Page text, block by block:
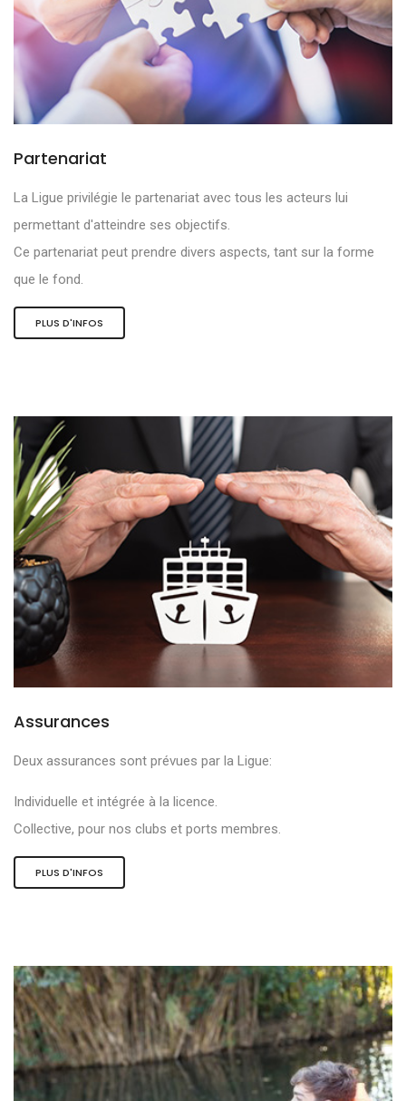
Partenariat
La Ligue privilégie le partenariat avec tous les acteurs lui
permettant d'atteindre ses objectifs.
Ce partenariat peut prendre divers aspects, tant sur la forme
que le fond.
PLUS D'INFOS
Assurances
Deux assurances sont prévues par la Ligue:
Individuelle et intégrée à la licence.
Collective, pour nos clubs et ports membres.
PLUS D'INFOS